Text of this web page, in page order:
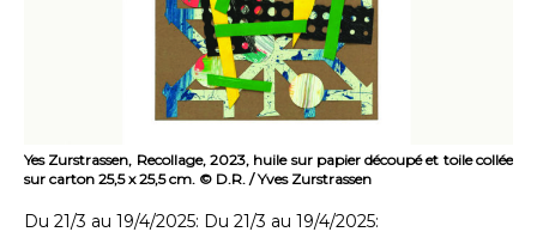
Yes Zurstrassen, Recollage, 2023, huile sur papier découpé et toile collée
sur carton 25,5 x 25,5 cm. © D.R. / Yves Zurstrassen
Du 21/3 au 19/4/2025: Du 21/3 au 19/4/2025: